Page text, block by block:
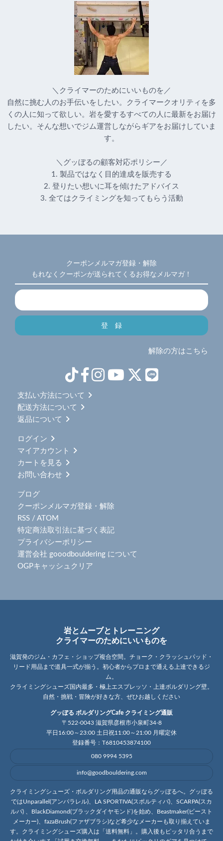
＼クライマーのためにいいものを／
自然に挑む人のお手伝いをしたい。クライマークオリティを多
くの人に知って欲しい。岩を愛するすべての人に最新をお届け
したい。そんな想いでジム運営しながらギアをお届けしていま
す。
＼グッぼるの顧客対応ポリシー／
1. 製品ではなく目的達成を販売する
2. 登りたい想いに耳を傾けたアドバイス
3. 全てはクライミングを知ってもらう活動
クーポンメルマガ登録・解除
もれなくクーポンが送られてくるお得なメルマガ！
解除の方はこちら
支払い方法について
配送方法について
返品について
ログイン
マイアカウント
カートを見る
お問い合わせ
ブログ
クーポンメルマガ登録・解除
RSS / ATOM
特定商法取引法に基づく表記
プライバシーポリシー
運営会社 gooodbouldering について
OGPキャッシュクリア
岩とムーブとトレーニング
クライマーのためにいいものを
滋賀発のジム・カフェ・ショップ複合空間。チョーク・クラッシュパッド・
リード用品まで道具一式が揃う。初心者からプロまで通える上達できるジ
ム。
クライミングシューズ国内最多・極上エスプレッソ・上達ボルダリング壁。
自然・挑戦・冒険が好きな方、ぜひお越しください
グッぼる ボルダリングCafe クライミング通販
〒522-0043 滋賀県彦根市小泉町34-8
平日16:00～23:00 土日祝11:00～21:00 月曜定休
登録番号：T6810453874100
080 9994 5395
info@goodbouldering.com
クライミングシューズ・ボルダリング用品の通販ならグッぼるへ。グッぼる
ではUnparallel(アンパラレル)、LA SPORTIVA(スポルティバ)、SCARPA(スカ
ルパ) 、BlackDiamond(ブラックダイヤモンド)を始め、Beastmaker(ビースト
メーカー)、fazaBrush(ファザブラシ)など希少なメーカーも取り揃えていま
す。クライミングシューズ購入は「送料無料」。購入後もピッタリ合うまで